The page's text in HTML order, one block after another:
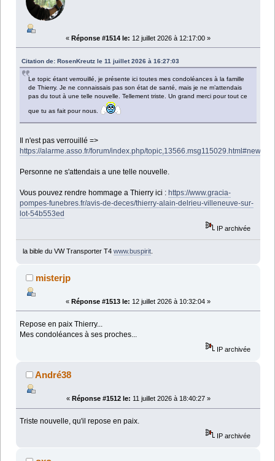
« Réponse #1514 le: 12 juillet 2026 à 12:17:00 »
Citation de: RosenKreutz le 11 juillet 2026 à 16:27:03
Le topic étant verrouillé, je présente ici toutes mes condoléances à la famille
de Thierry. Je ne connaissais pas son état de santé, mais je ne m’attendais
pas du tout à une telle nouvelle. Tellement triste. Un grand merci pour tout ce
que tu as fait pour nous.
Il n'est pas verrouillé =>
https://alarme.asso.fr/forum/index.php/topic,13566.msg115029.html#new
Personne ne s'attendais a une telle nouvelle.
Vous pouvez rendre hommage a Thierry ici :https://www.gracia-
pompes-funebres.fr/avis-de-deces/thierry-alain-delrieu-villeneuve-sur-
lot-54b553ed
IP archivée
la bible du VW Transporter T4 www.buspirit.
misterjp
« Réponse #1513 le: 12 juillet 2026 à 10:32:04 »
Repose en paix Thierry...
Mes condoléances à ses proches...
IP archivée
André38
« Réponse #1512 le: 11 juillet 2026 à 18:40:27 »
Triste nouvelle, qu'il repose en paix.
IP archivée